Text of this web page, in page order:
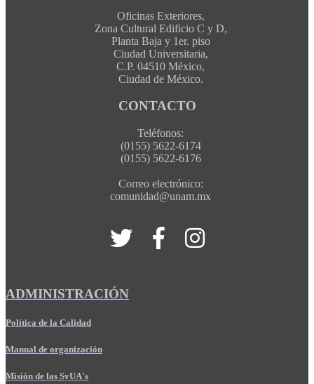
Oficinas Exteriores,
Zona Cultural Edificio C y D,
Planta Baja y 1er. piso
Ciudad Universitaria,
C.P. 04510 México,
Ciudad de México.
CONTACTO
Teléfonos:
(0155) 5622-6174
(0155) 5622-6176
Correo electrónico:
comunidad@unam.mx
ADMINISTRACIÓN
Política de la Calidad
Manual de organización
Misión de las SyUA's